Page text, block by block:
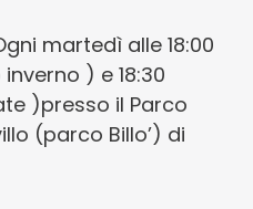
martedì alle 18:00
) e 18:30
)presso il Parco
(parco Billo’) di